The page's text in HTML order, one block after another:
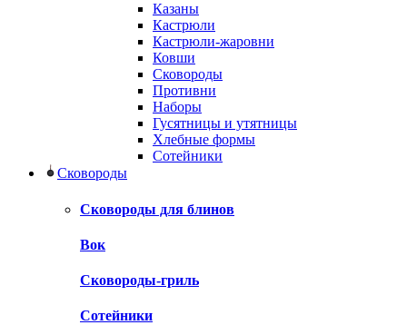
Казаны
Кастрюли
Кастрюли-жаровни
Ковши
Сковороды
Противни
Наборы
Гусятницы и утятницы
Хлебные формы
Сотейники
Сковороды
Сковороды для блинов
Вок
Сковороды-гриль
Сотейники